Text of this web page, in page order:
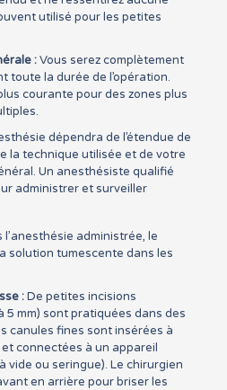
utilisé pour les petites
:Vous serez complètement
toute la durée de l’opération.
plus courante pour des zones plus
dépendra de l’étendue de
la technique utilisée et de votre
Un anesthésiste qualifié
administrer et surveiller
administrée, le
solution tumescente dans les
:De petites incisions
5 mm) sont pratiquées dans des
canules fines sont insérées à
connectées à un appareil
vide ou seringue). Le chirurgien
en arrière pour briser les